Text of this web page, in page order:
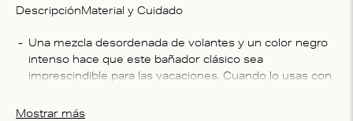
DescripciónMaterial y Cuidado
Una mezcla desordenada de volantes y un color negro
intenso hace que este bañador clásico sea
imprescindible para las vacaciones. Cuando lo usas con
este estilo inteligente se convierte en una prenda de
Mostrar más